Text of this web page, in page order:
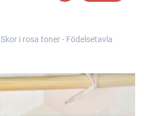
Skor i rosa toner - Födelsetavla